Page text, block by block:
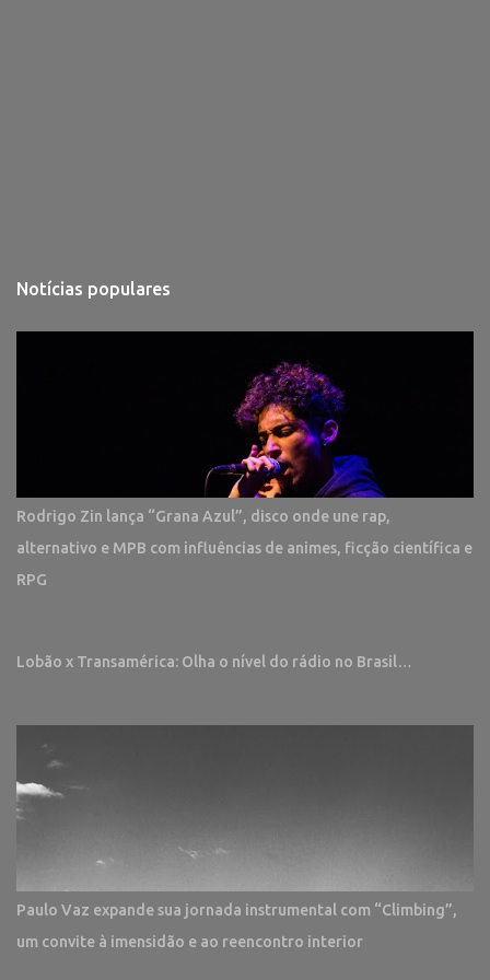
Notícias populares
Rodrigo Zin lança “Grana Azul”, disco onde une rap,
alternativo e MPB com influências de animes, ficção científica e
RPG
Lobão x Transamérica: Olha o nível do rádio no Brasil…
Paulo Vaz expande sua jornada instrumental com “Climbing”,
um convite à imensidão e ao reencontro interior